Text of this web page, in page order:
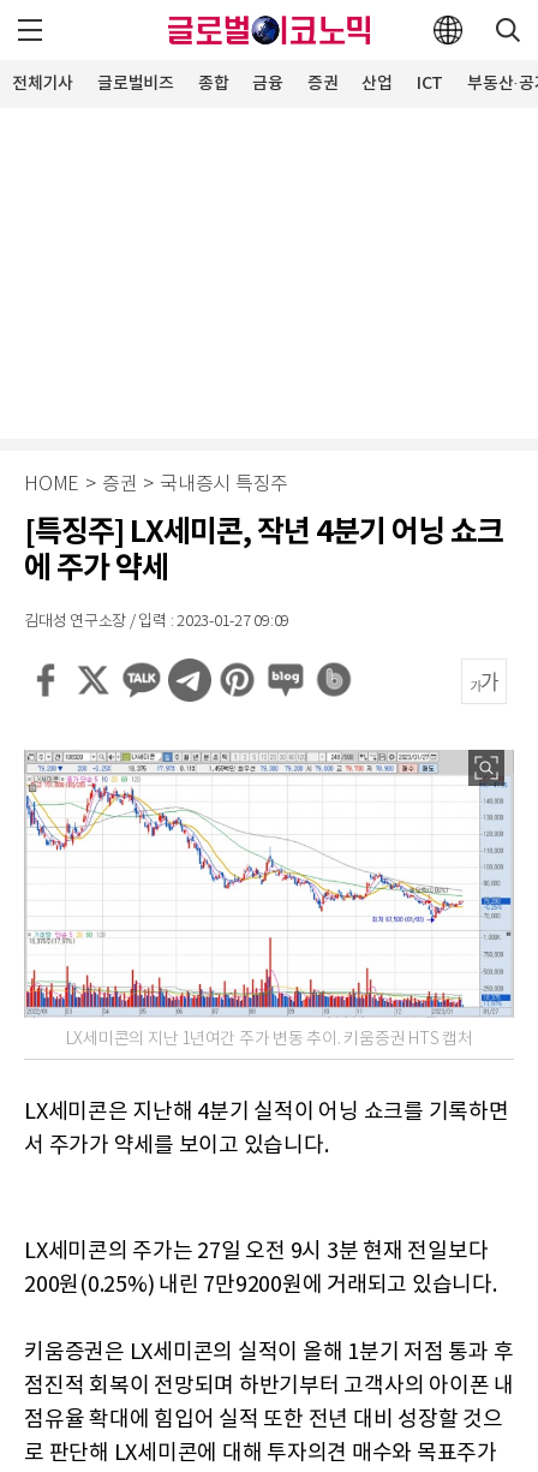
전체기사 글로벌비즈 종합 금융 증권 산업 ICT 부동산·
HOME > 증권 > 국내증시 특징주
[특징주] LX세미콘, 작년 4분기 어닝 쇼크
에 주가 약세
김대성 연구소장 / 입력 : 2023-01-27 09:09
LX세미콘의 지난 1년여간 주가 변동 추이. 키움증권 HTS 캡처
LX세미콘은 지난해 4분기 실적이 어닝 쇼크를 기록하면
서 주가가 약세를 보이고 있습니다.
LX세미콘의 주가는 27일 오전 9시 3분 현재 전일보다
200원(0.25%) 내린 7만9200원에 거래되고 있습니다.
키움증권은 LX세미콘의 실적이 올해 1분기 저점 통과 후
점진적 회복이 전망되며 하반기부터 고객사의 아이폰 내
점유율 확대에 힘입어 실적 또한 전년 대비 성장할 것으
로 판단해 LX세미콘에 대해 투자의견 매수와 목표주가